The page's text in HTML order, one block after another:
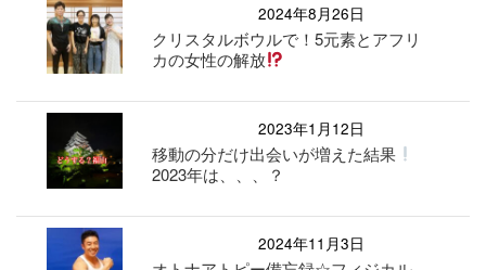
2024年8月26日
クリスタルボウルで！5元素とアフリ
カの女性の解放
2023年1月12日
移動の分だけ出会いが増えた結果
2023年は、、、？
2024年11月3日